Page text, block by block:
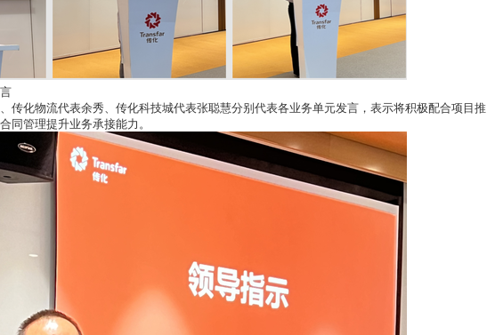
传化物流代表余秀、传化科技城代表张聪慧分别代表各业务单元发言，表示将积极配合项目推
同管理提升业务承接能力。